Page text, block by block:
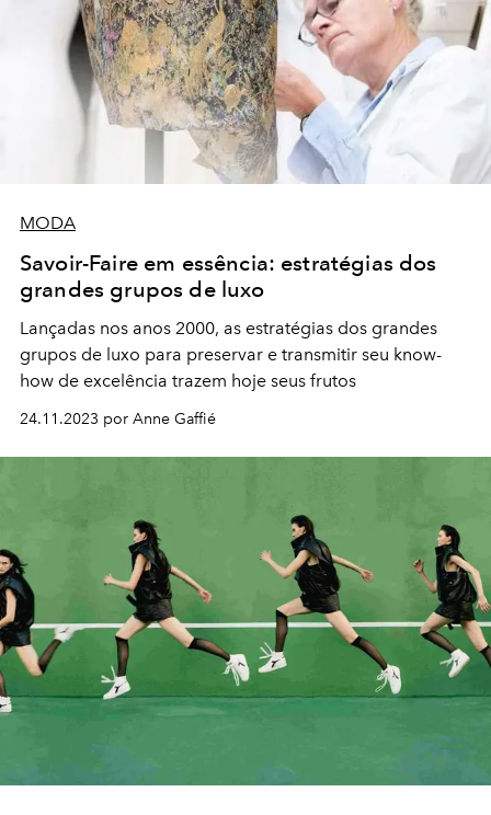
MODA
Savoir-Faire em essência: estratégias dos
grandes grupos de luxo
Lançadas nos anos 2000, as estratégias dos grandes
grupos de luxo para preservar e transmitir seu know-
how de excelência trazem hoje seus frutos
24.11.2023 por Anne Gaffié